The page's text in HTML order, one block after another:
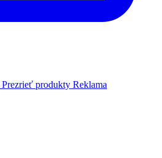
Prezrieť produkty Reklama